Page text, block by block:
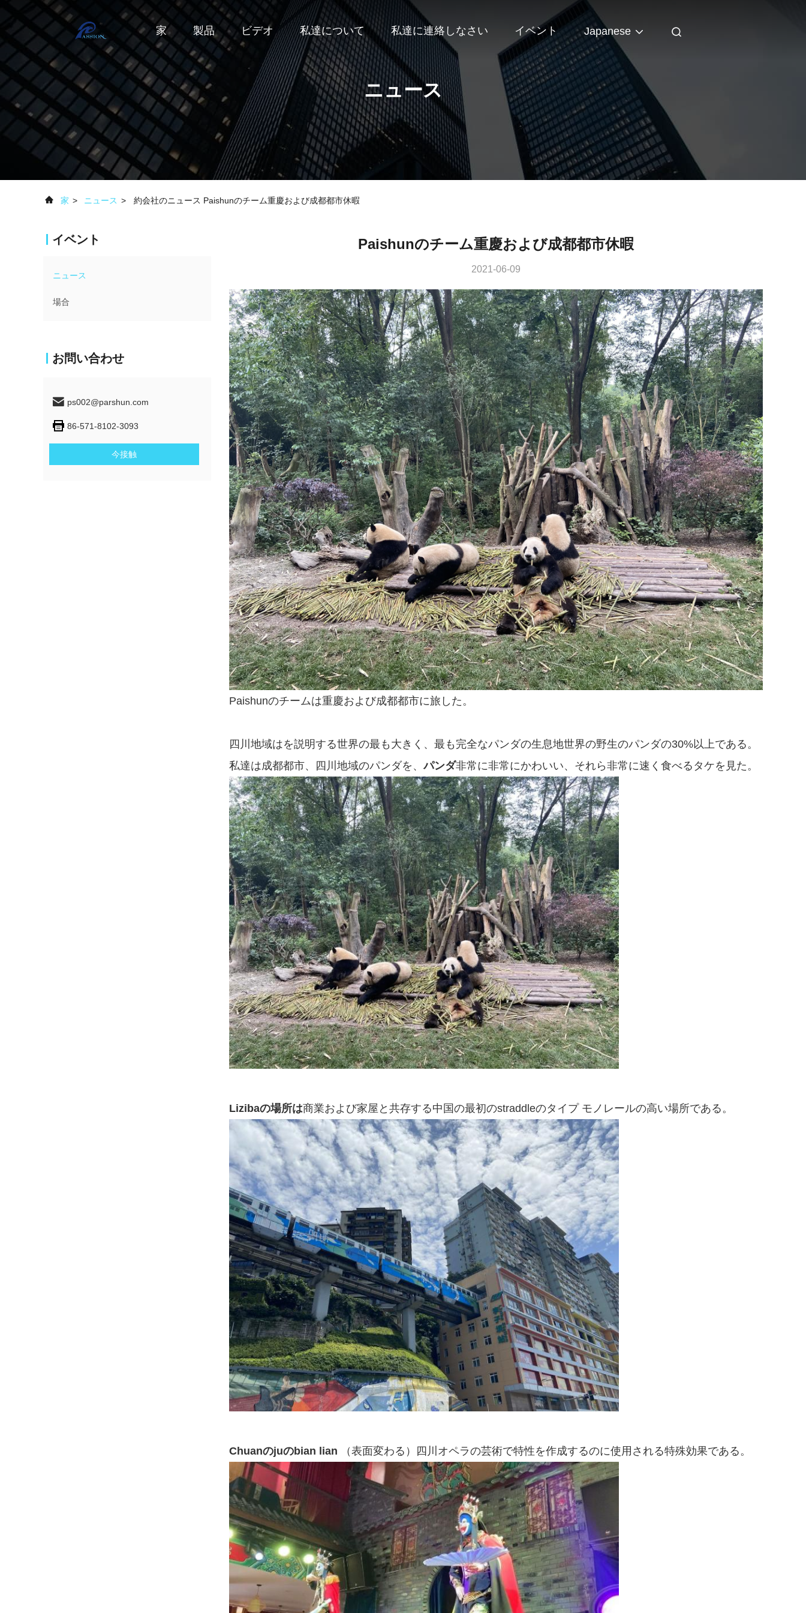
家 製品 ビデオ 私達について 私達に連絡しなさい イベント Japanese
ニュース
家 > ニュース > 約会社のニュース Paishunのチーム重慶および成都都市休暇
イベント
ニュース
場合
お問い合わせ
ps002@parshun.com
86-571-8102-3093
今接触
Paishunのチーム重慶および成都都市休暇
2021-06-09
Paishunのチームは重慶および成都都市に旅した。
四川地域はを説明する世界の最も大きく、最も完全なパンダの生息地世界の野生のパンダの30%以上である。
私達は成都都市、四川地域のパンダを、パンダ非常に非常にかわいい、それら非常に速く食べるタケを見た。
Lizibaの場所は商業および家屋と共存する中国の最初のstraddleのタイプ モノレールの高い場所である。
Chuanのjuのbian lian （表面変わる）四川オペラの芸術で特性を作成するのに使用される特殊効果である。